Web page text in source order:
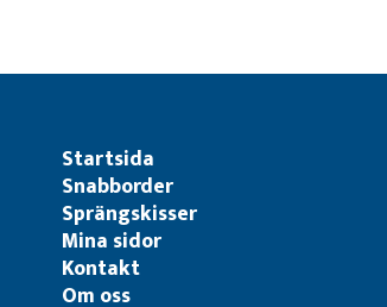
Startsida
Snabborder
Sprängskisser
Mina sidor
Kontakt
Om oss